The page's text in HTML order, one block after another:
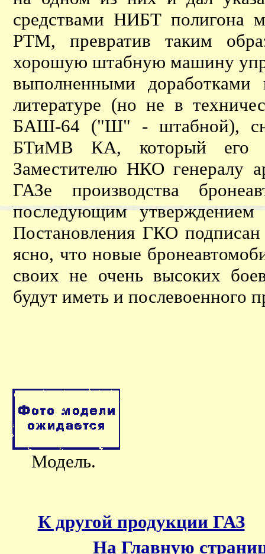
средствами НИБТ полигона
РТМ, превратив таким
хорошую штабную машину
выполненными
литературе (но не в
БАШ-64 ("Ш" - штабной),
БТиМВ КА, который его
Заместителю НКО генералу
ГАЗе производства
последующим утверждением
Постановления ГКО
ясно, что новые
своих не очень высоких
будут иметь и послевоенного
Модель.
К другой продукции ГАЗ
На Главную